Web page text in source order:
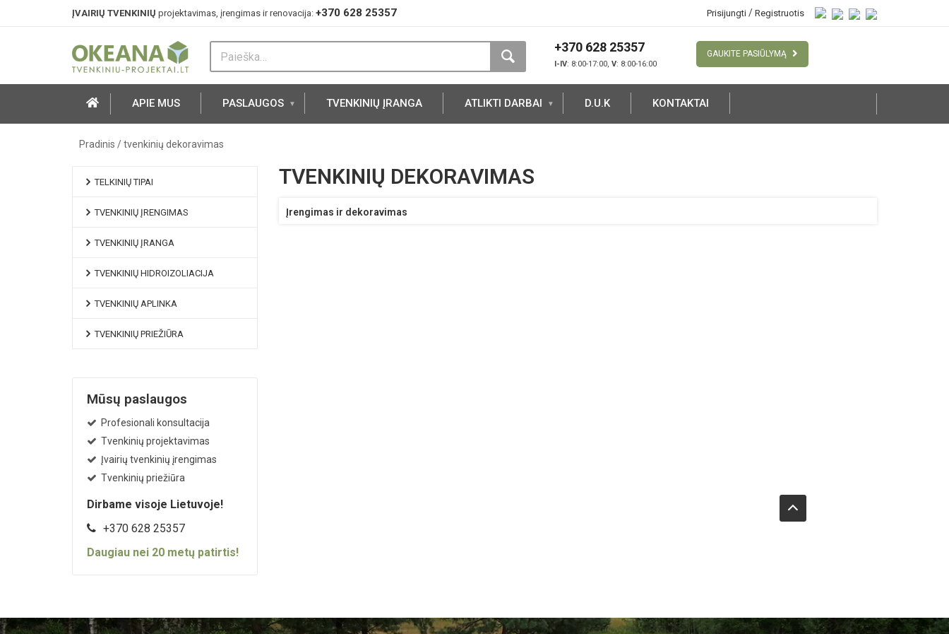
ĮVAIRIŲ TVENKINIŲ projektavimas, įrengimas ir renovacija: +370 628 25357 Prisijungti / Registruotis
+370 628 25357
I-IV: 8:00-17:00, V: 8:00-16:00
GAUKITE PASIŪLYMĄ
APIE MUS PASLAUGOS TVENKINIŲ ĮRANGA ATLIKTI DARBAI D.U.K KONTAKTAI
Pradinis /tvenkinių dekoravimas
TELKINIŲ TIPAI
TVENKINIŲ ĮRENGIMAS
TVENKINIŲ ĮRANGA
TVENKINIŲ HIDROIZOLIACIJA
TVENKINIŲ APLINKA
TVENKINIŲ PRIEŽIŪRA
Mūsų paslaugos
Profesionali konsultacija
Tvenkinių projektavimas
Įvairių tvenkinių įrengimas
Tvenkinių priežiūra
Dirbame visoje Lietuvoje!
+370 628 25357
Daugiau nei 20 metų patirtis!
TVENKINIŲ DEKORAVIMAS
Įrengimas ir dekoravimas